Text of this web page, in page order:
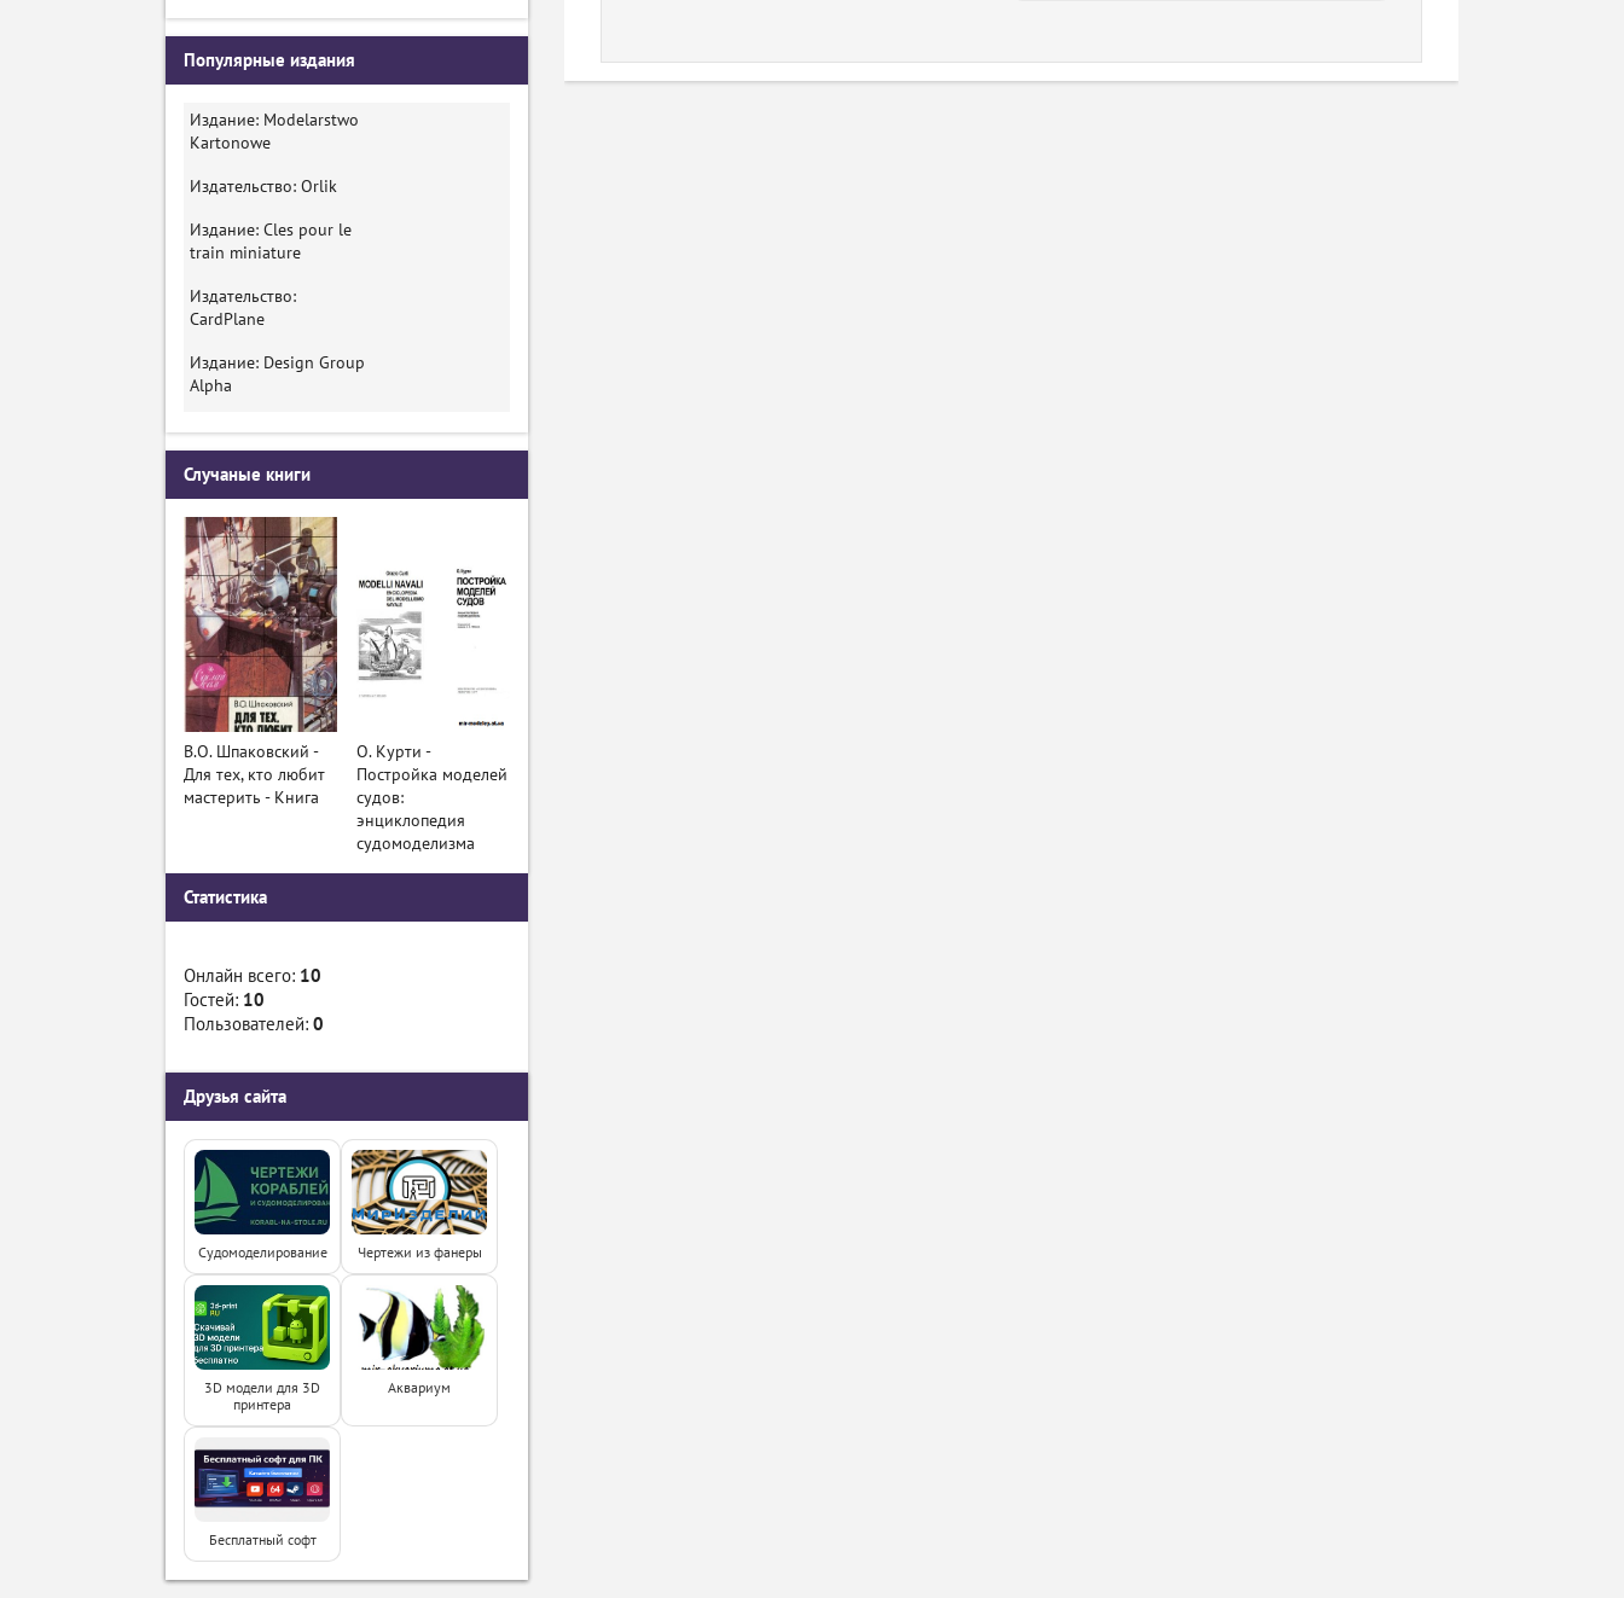
Популярные издания
Издание: Modelarstwo
Kartonowe
Издательство: Orlik
Издание: Cles pour le
train miniature
Издательство:
CardPlane
Издание: Design Group
Alpha
Случаные книги
В.О. Шпаковский -
Для тех, кто любит
мастерить - Книга
О. Курти -
Постройка моделей
судов:
энциклопедия
судомоделизма
Статистика
Онлайн всего: 10
Гостей: 10
Пользователей: 0
Друзья сайта
Судомоделирование Чертежи из фанеры
3D модели для 3D
принтера
Аквариум
Бесплатный софт